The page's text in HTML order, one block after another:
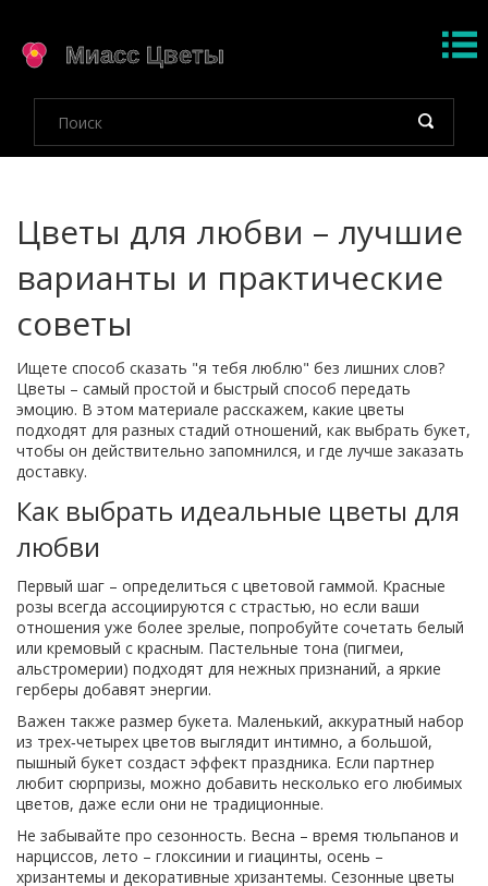
Цветы для любви – лучшие
варианты и практические
советы
Ищете способ сказать "я тебя люблю" без лишних слов?
Цветы – самый простой и быстрый способ передать
эмоцию. В этом материале расскажем, какие цветы
подходят для разных стадий отношений, как выбрать букет,
чтобы он действительно запомнился, и где лучше заказать
доставку.
Как выбрать идеальные цветы для
любви
Первый шаг – определиться с цветовой гаммой. Красные
розы всегда ассоциируются с страстью, но если ваши
отношения уже более зрелые, попробуйте сочетать белый
или кремовый с красным. Пастельные тона (пигмеи,
альстромерии) подходят для нежных признаний, а яркие
герберы добавят энергии.
Важен также размер букета. Маленький, аккуратный набор
из трех‑четырех цветов выглядит интимно, а большой,
пышный букет создаст эффект праздника. Если партнер
любит сюрпризы, можно добавить несколько его любимых
цветов, даже если они не традиционные.
Не забывайте про сезонность. Весна – время тюльпанов и
нарциссов, лето – глоксинии и гиацинты, осень –
хризантемы и декоративные хризантемы. Сезонные цветы